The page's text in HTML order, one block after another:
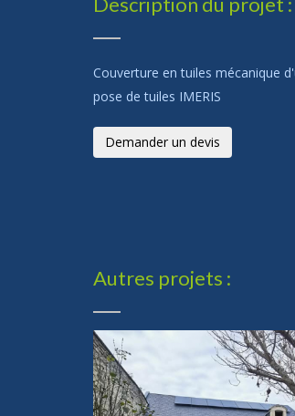
Couverture en tuiles mécanique
pose de tuiles IMERIS
Demander un devis
Autres projets :